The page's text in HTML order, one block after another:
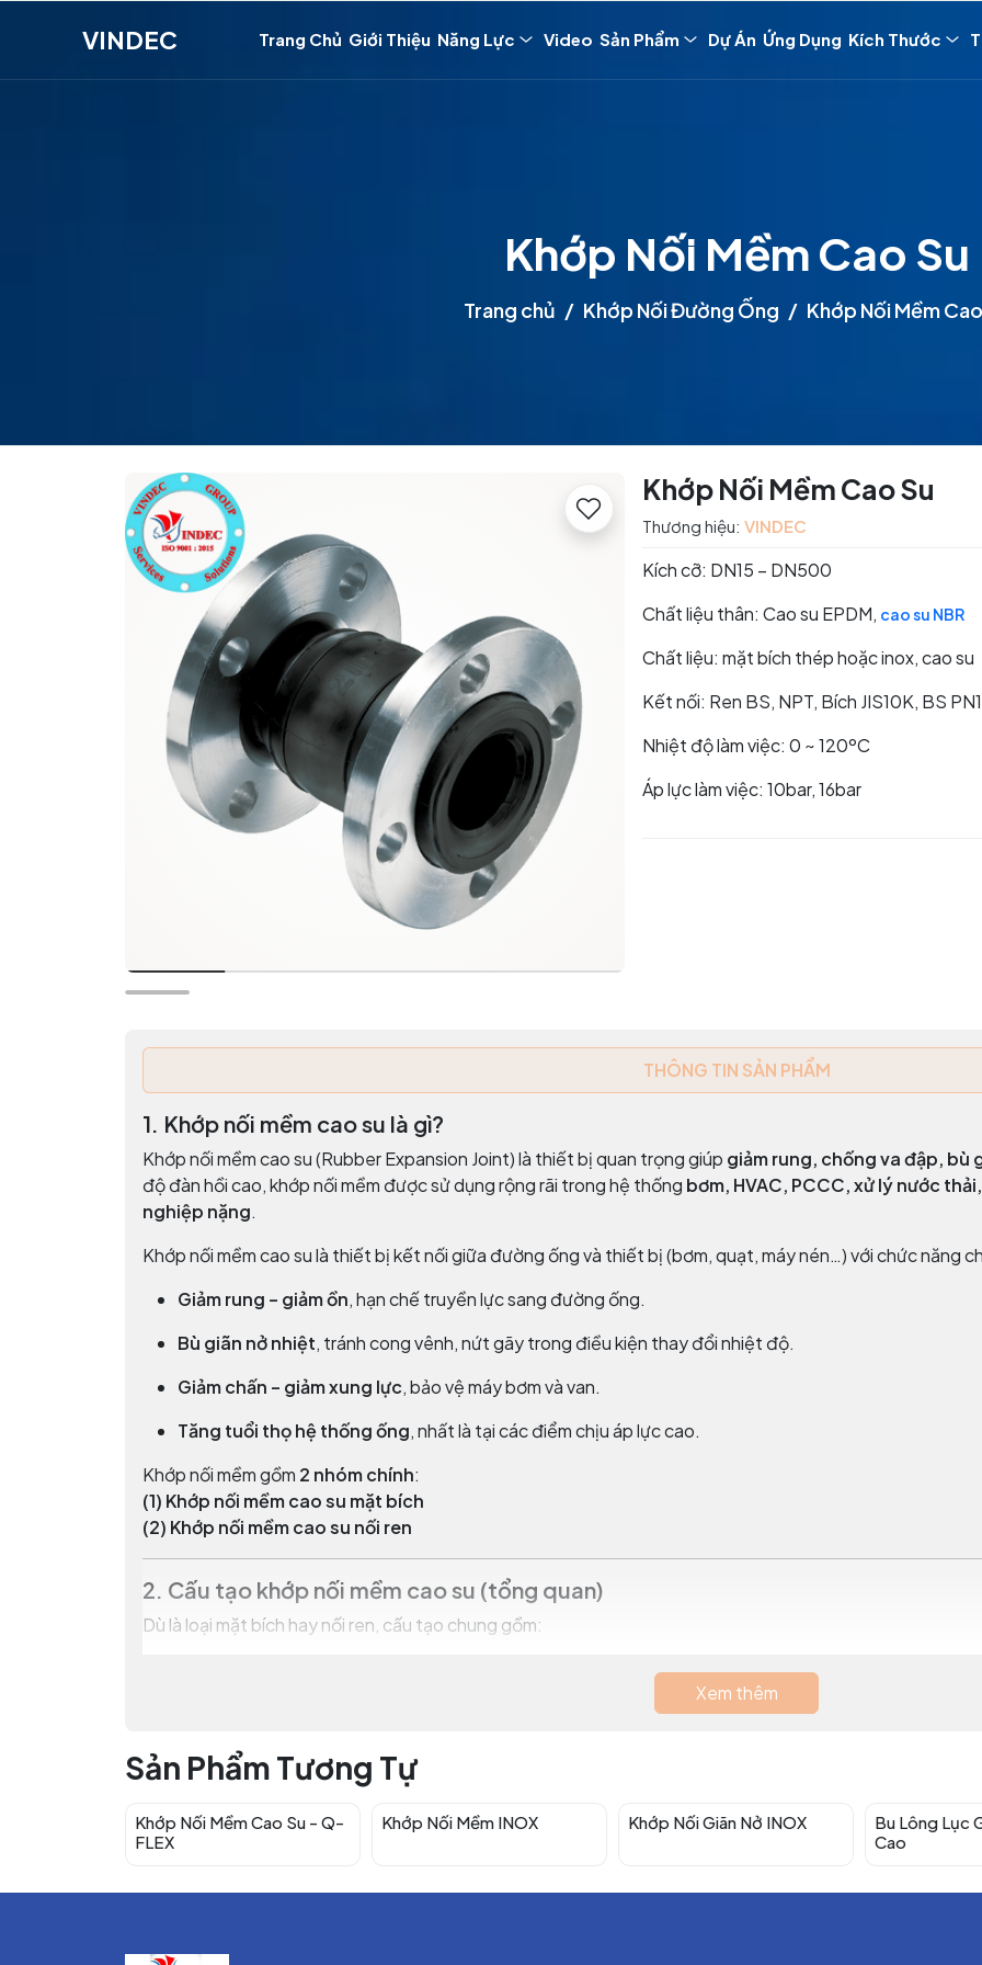
VINDEC Trang Chủ Giới Thiệu Năng Lực Video Sản Phẩm Dự Án Ứng Dụng Kích Thước
Khớp Nối Mềm Cao Su
Trang chủ Khớp Nối Đường Ống Khớp Nối Mềm
Khớp Nối Mềm Cao Su
Thương hiệu: VINDEC
Kích cỡ: DN15 – DN500
Chất liệu thân: Cao su EPDM, cao su NBR
Chất liệu: mặt bích thép hoặc inox, cao su
Kết nối: Ren BS, NPT, Bích JIS10K, BS
Nhiệt độ làm việc: 0 ~ 120ºC
Áp lực làm việc: 10bar, 16bar
THÔNG TIN SẢN PHẨM
1. Khớp nối mềm cao su là gì?
Khớp nối mềm cao su (Rubber Expansion Joint) là thiết bị quan trọng giúp giảm rung, chống va đập, bù
độ đàn hồi cao, khớp nối mềm được sử dụng rộng rãi trong hệ thống bơm, HVAC, PCCC, xử lý nước
nghiệp nặng.
Khớp nối mềm cao su là thiết bị kết nối giữa đường ống và thiết bị (bơm, quạt, máy nén…) với chức năng
Giảm rung – giảm ồn, hạn chế truyền lực sang đường ống.
Bù giãn nở nhiệt, tránh cong vênh, nứt gãy trong điều kiện thay đổi nhiệt độ.
Giảm chấn – giảm xung lực, bảo vệ máy bơm và van.
Tăng tuổi thọ hệ thống ống, nhất là tại các điểm chịu áp lực cao.
Khớp nối mềm gồm 2 nhóm chính:
(1) Khớp nối mềm cao su mặt bích
(2) Khớp nối mềm cao su nối ren
2. Cấu tạo khớp nối mềm cao su (tổng quan)
Dù là loại mặt bích hay nối ren, cấu tạo chung gồm:
• Bộ phận kết nối (mặt bích hoặc ren)
• Lớp gia cường
Xem thêm
Sản Phẩm Tương Tự
Khớp Nối Mềm Cao Su - Q-
FLEX
Khớp Nối Mềm INOX Khớp Nối Giãn Nở INOX
Bu Lông Lục
Cao